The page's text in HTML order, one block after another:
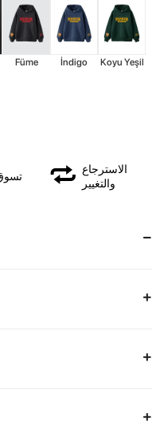
Füme İndigo Koyu Yeşil
الاسترجاع
والتغيير